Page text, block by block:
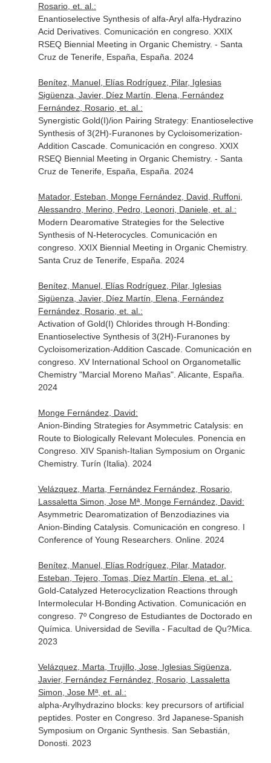
Rosario, et. al.:
Enantioselective Synthesis of alfa-Aryl alfa-Hydrazino
Acid Derivatives. Comunicación en congreso. XXIX
RSEQ Biennial Meeting in Organic Chemistry. - Santa
Cruz de Tenerife, España, España. 2024
Benítez, Manuel, Elías Rodríguez, Pilar, Iglesias
Sigüenza, Javier, Díez Martín, Elena, Fernández
Fernández, Rosario, et. al.:
Synergistic Gold(I)/ion Pairing Strategy: Enantioselective
Synthesis of 3(2H)-Furanones by Cycloisomerization-
Addition Cascade. Comunicación en congreso. XXIX
RSEQ Biennial Meeting in Organic Chemistry. - Santa
Cruz de Tenerife, España, España. 2024
Matador, Esteban, Monge Fernández, David, Ruffoni,
Alessandro, Merino, Pedro, Leonori, Daniele, et. al.:
Modern Dearomative Strategies for the Selective
Synthesis of N-Heterocycles. Comunicación en
congreso. XXIX Biennial Meeting in Organic Chemistry.
Santa Cruz de Tenerife, España. 2024
Benítez, Manuel, Elías Rodríguez, Pilar, Iglesias
Sigüenza, Javier, Díez Martín, Elena, Fernández
Fernández, Rosario, et. al.:
Activation of Gold(I) Chlorides through H-Bonding:
Enantioselective Synthesis of 3(2H)-Furanones by
Cycloisomerization-Addition Cascade. Comunicación en
congreso. XV International School on Organometallic
Chemistry "Marcial Moreno Mañas". Alicante, España.
2024
Monge Fernández, David:
Anion-Binding Strategies for Asymmetric Catalysis: en
Route to Biologically Relevant Molecules. Ponencia en
Congreso. XIV Spanish-Italian Symposium on Organic
Chemistry. Turín (Italia). 2024
Velázquez, Marta, Fernández Fernández, Rosario,
Lassaletta Simon, Jose Mª, Monge Fernández, David:
Asymmetric Dearomatization of Benzodiazines via
Anion-Binding Catalysis. Comunicación en congreso. I
Conference of Young Researchers. Online. 2024
Benítez, Manuel, Elías Rodríguez, Pilar, Matador,
Esteban, Tejero, Tomas, Díez Martín, Elena, et. al.:
Gold-Catalyzed Heterocyclization Reactions through
Intermolecular H-Bonding Activation. Comunicación en
congreso. 7º Congreso de Estudiantes de Doctorado en
Química. Universidad de Sevilla - Facultad de Qu?Mica.
2023
Velázquez, Marta, Trujillo, Jose, Iglesias Sigüenza,
Javier, Fernández Fernández, Rosario, Lassaletta
Simon, Jose Mª, et. al.:
alpha-Arylhydrazino blocks: key precursors of artificial
peptides. Poster en Congreso. 3rd Japanese-Spanish
Symposium on Organic Synthesis. San Sebastián,
Donosti. 2023